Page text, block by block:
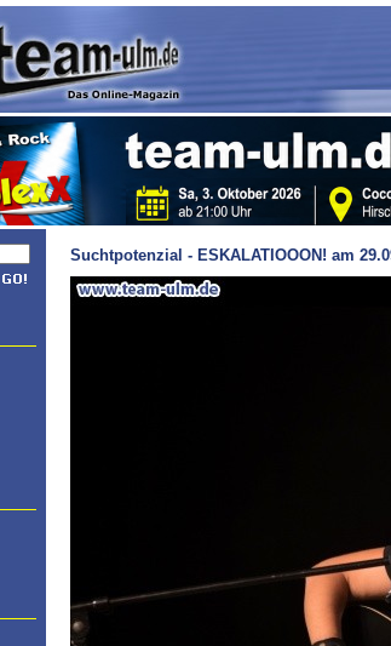
Suchtpotenzial - ESKALATIOOON! am